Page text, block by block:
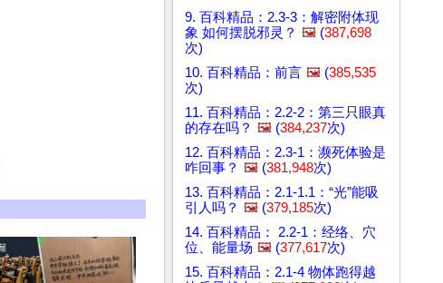
9. 百科精品：2.3-3：解密附体现
象 如何摆脱邪灵？ 🖼️ (387,698
次)
10. 百科精品：前言 🖼️ (385,535
次)
11. 百科精品：2.2-2：第三只眼真
的存在吗？ 🖼️ (384,237次)
12. 百科精品：2.3-1：濒死体验是
咋回事？ 🖼️ (381,948次)
13. 百科精品：2.1-1.1：“光”能吸
引人吗？ 🖼️ (379,185次)
14. 百科精品： 2.2-1：经络、穴
位、能量场 🖼️ (377,617次)
15. 百科精品：2.1-4 物体跑得越